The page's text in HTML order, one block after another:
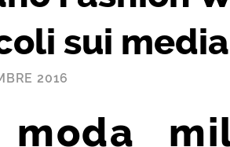
sui
2016